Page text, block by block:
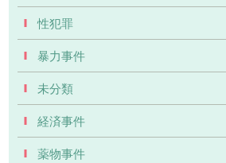
性犯罪
暴力事件
未分類
経済事件
薬物事件